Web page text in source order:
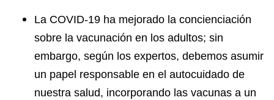
La COVID-19 ha mejorado la concienciación
sobre la vacunación en los adultos; sin
embargo, según los expertos, debemos asumir
un papel responsable en el autocuidado de
nuestra salud, incorporando las vacunas a un